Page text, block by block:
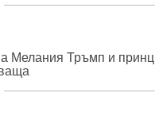
Мелания Тръмп и принц